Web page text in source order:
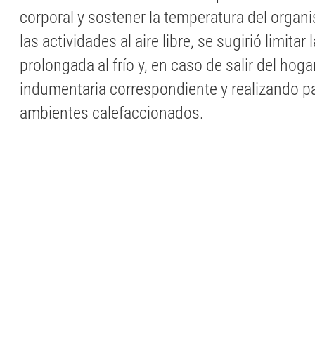
corporal y sostener la temperatura del
las actividades al aire libre, se sugirió limitar
prolongada al frío y, en caso de salir del
indumentaria correspondiente y realizando
ambientes calefaccionados.